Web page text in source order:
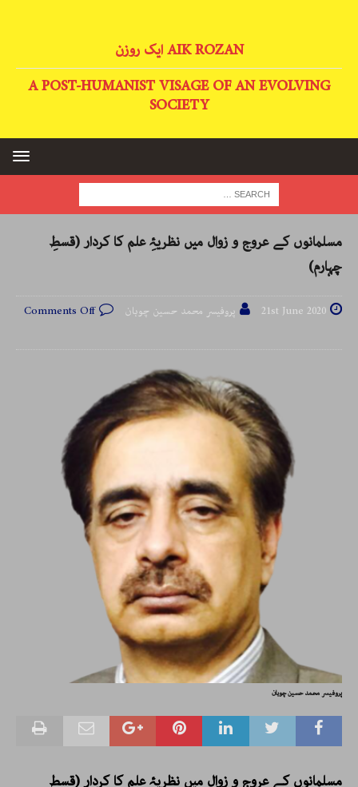
AIK ROZAN ایک روزن
A POST-HUMANIST VISAGE OF AN EVOLVING
SOCIETY
مسلمانوں کے عروج و زوال میں نظریۂِ علم کا کردار (قسطِ
چہارم)
21st June 2020 پروفیسر محمد حسین چوہان Comments Off
پروفیسر محمد حسین چوہان
مسلمانوں کے عروج و زوال میں نظریۂِ علم کا کردار (قسطِ